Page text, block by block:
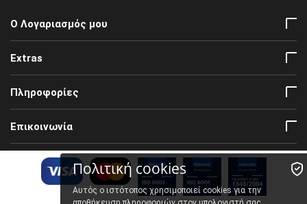
Ο Λογαριασμός μου
Extras
Πληροφορίες
Επικοινωνία
Πολιτική cookies
Αυτός ο ιστότοπος χρησιμοποιεί cookies για την